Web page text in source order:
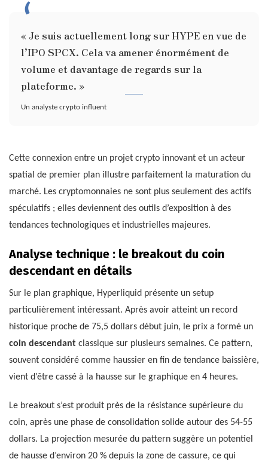
« Je suis actuellement long sur HYPE en vue de
l’IPO SPCX. Cela va amener énormément de
volume et davantage de regards sur la
plateforme. »
Un analyste crypto influent
Cette connexion entre un projet crypto innovant et un acteur
spatial de premier plan illustre parfaitement la maturation du
marché. Les cryptomonnaies ne sont plus seulement des actifs
spéculatifs ; elles deviennent des outils d’exposition à des
tendances technologiques et industrielles majeures.
Analyse technique : le breakout du coin
descendant en détails
Sur le plan graphique, Hyperliquid présente un setup
particulièrement intéressant. Après avoir atteint un record
historique proche de 75,5 dollars début juin, le prix a formé un
coin descendant classique sur plusieurs semaines. Ce pattern,
souvent considéré comme haussier en fin de tendance baissière,
vient d’être cassé à la hausse sur le graphique en 4 heures.
Le breakout s’est produit près de la résistance supérieure du
coin, après une phase de consolidation solide autour des 54-55
dollars. La projection mesurée du pattern suggère un potentiel
de hausse d’environ 20 % depuis la zone de cassure, ce qui